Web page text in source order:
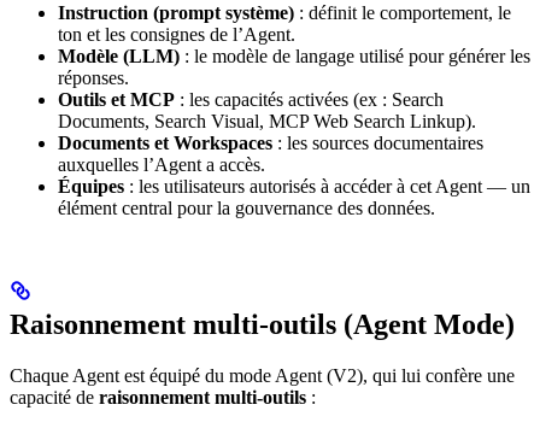
Instruction (prompt système) : définit le comportement, le
ton et les consignes de l’Agent.
Modèle (LLM) : le modèle de langage utilisé pour générer les
réponses.
Outils et MCP : les capacités activées (ex : Search
Documents, Search Visual, MCP Web Search Linkup).
Documents et Workspaces : les sources documentaires
auxquelles l’Agent a accès.
Équipes : les utilisateurs autorisés à accéder à cet Agent — un
élément central pour la gouvernance des données.
Raisonnement multi-outils (Agent Mode)
Chaque Agent est équipé du mode Agent (V2), qui lui confère une
capacité de raisonnement multi-outils :